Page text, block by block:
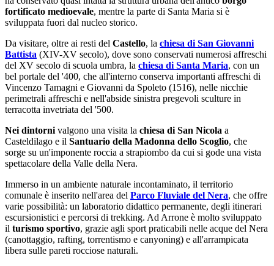
fortificato medioevale, mentre la parte di Santa Maria si è
sviluppata fuori dal nucleo storico.
Da visitare, oltre ai resti del Castello, la chiesa di San Giovanni
Battista (XIV-XV secolo), dove sono conservati numerosi affreschi
del XV secolo di scuola umbra, la chiesa di Santa Maria, con un
bel portale del '400, che all'interno conserva importanti affreschi di
Vincenzo Tamagni e Giovanni da Spoleto (1516), nelle nicchie
perimetrali affreschi e nell'abside sinistra pregevoli sculture in
terracotta invetriata del '500.
Nei dintorni valgono una visita la chiesa di San Nicola a
Casteldilago e il Santuario della Madonna dello Scoglio, che
sorge su un'imponente roccia a strapiombo da cui si gode una vista
spettacolare della Valle della Nera.
Immerso in un ambiente naturale incontaminato, il territorio
comunale è inserito nell'area del Parco Fluviale del Nera, che offre
varie possibilità: un laboratorio didattico permanente, degli itinerari
escursionistici e percorsi di trekking. Ad Arrone è molto sviluppato
il turismo sportivo, grazie agli sport praticabili nelle acque del Nera
(canottaggio, rafting, torrentismo e canyoning) e all'arrampicata
libera sulle pareti rocciose naturali.